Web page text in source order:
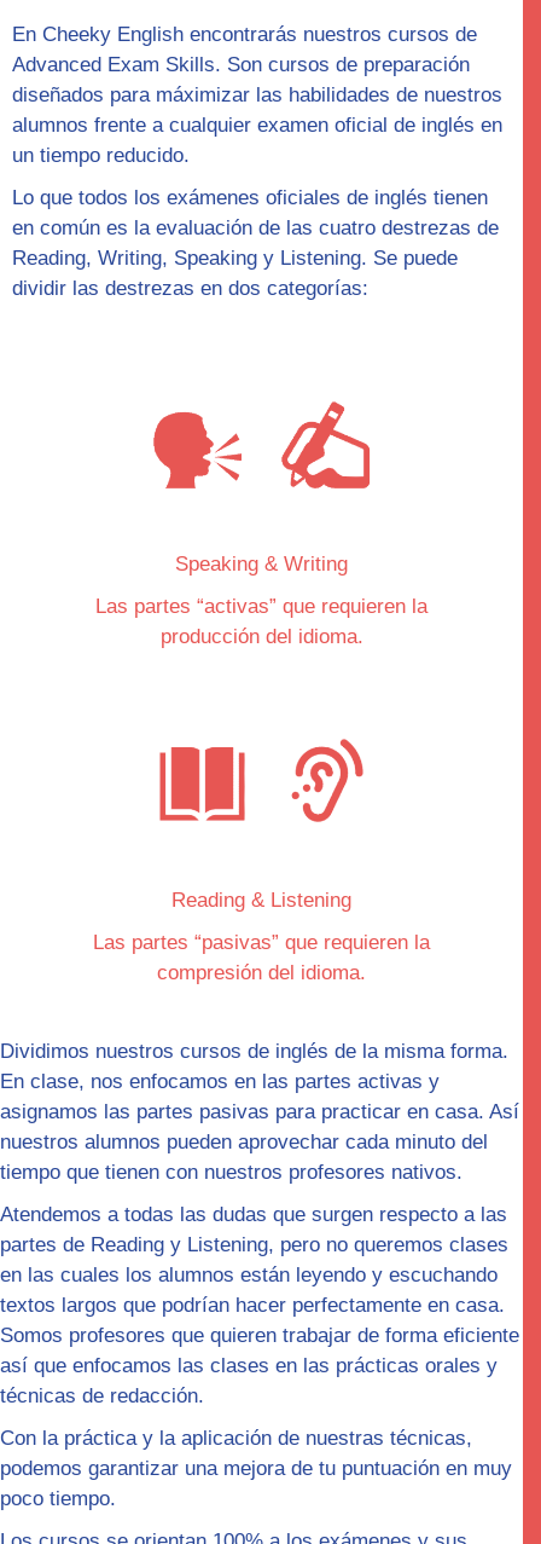
En Cheeky English encontrarás nuestros cursos de
Advanced Exam Skills. Son cursos de preparación
diseñados para máximizar las habilidades de nuestros
alumnos frente a cualquier examen oficial de inglés en
un tiempo reducido.
Lo que todos los exámenes oficiales de inglés tienen
en común es la evaluación de las cuatro destrezas de
Reading, Writing, Speaking y Listening. Se puede
dividir las destrezas en dos categorías:
Speaking & Writing
Las partes “activas” que requieren la
producción del idioma.
Reading & Listening
Las partes “pasivas” que requieren la
compresión del idioma.
Dividimos nuestros cursos de inglés de la misma forma.
En clase, nos enfocamos en las partes activas y
asignamos las partes pasivas para practicar en casa. Así
nuestros alumnos pueden aprovechar cada minuto del
tiempo que tienen con nuestros profesores nativos.
Atendemos a todas las dudas que surgen respecto a las
partes de Reading y Listening, pero no queremos clases
en las cuales los alumnos están leyendo y escuchando
textos largos que podrían hacer perfectamente en casa.
Somos profesores que quieren trabajar de forma eficiente
así que enfocamos las clases en las prácticas orales y
técnicas de redacción.
Con la práctica y la aplicación de nuestras técnicas,
podemos garantizar una mejora de tu puntuación en muy
poco tiempo.